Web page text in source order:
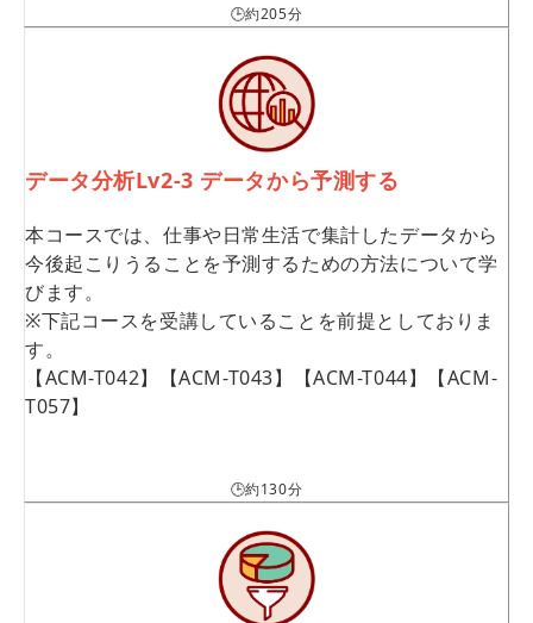
🕒約205分
データ分析Lv2-3 データから予測する
本コースでは、仕事や日常生活で集計したデータから
今後起こりうることを予測するための方法について学
びます。
※下記コースを受講していることを前提としておりま
す。
【ACM-T042】【ACM-T043】【ACM-T044】【ACM-
T057】
🕒約130分